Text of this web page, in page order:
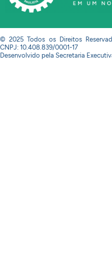
© 2025 Todos os Direitos
CNPJ: 10.408.839/0001-17
Desenvolvido pela Secretaria